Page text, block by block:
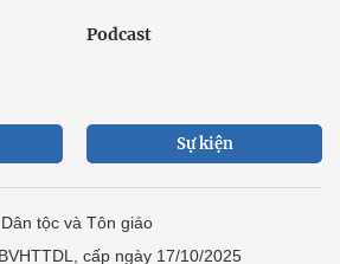
Podcast
Sự kiện
tộc và Tôn giáo
cấp ngày 17/10/2025